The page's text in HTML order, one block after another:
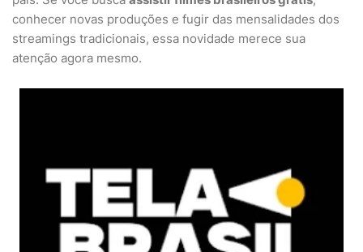
conhecer novas produções e fugir das mensalidades dos
streamings tradicionais, essa novidade merece sua
atenção agora mesmo.